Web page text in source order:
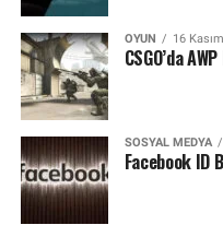
OYUN 16
CSGO’da
SOSYAL MEDYA
Facebook ID